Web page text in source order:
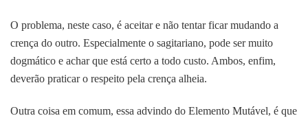
O problema, neste caso, é aceitar e não tentar ficar mudando a
crença do outro. Especialmente o sagitariano, pode ser muito
dogmático e achar que está certo a todo custo. Ambos, enfim,
deverão praticar o respeito pela crença alheia.
Outra coisa em comum, essa advindo do Elemento Mutável, é que